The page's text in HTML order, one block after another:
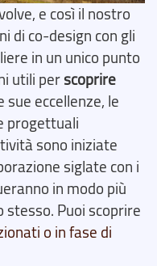
e così il nostro
di co-design con gli
in un unico punto
utili perscoprire
sue eccellenze, le
progettuali
sono iniziate
siglate con i
in modo più
Puoi scoprire
o in fase di